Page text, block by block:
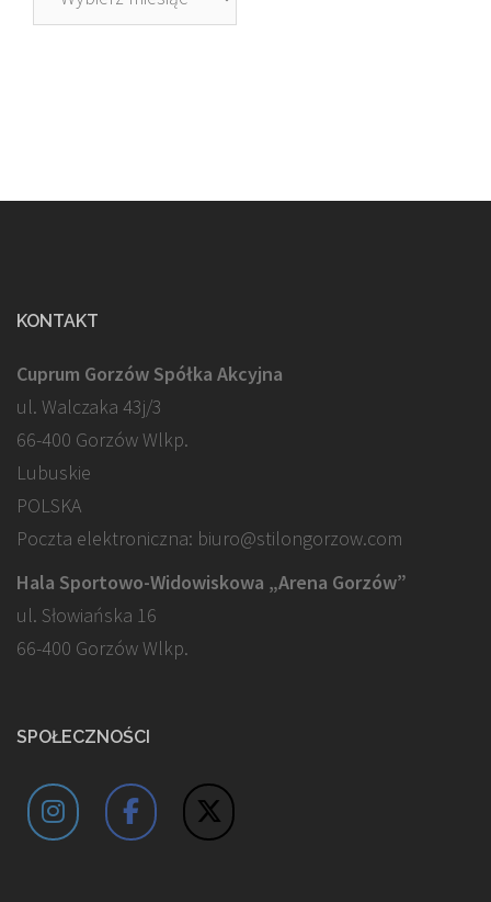
KONTAKT
Cuprum Gorzów Spółka Akcyjna
ul. Walczaka 43j/3
66-400 Gorzów Wlkp.
Lubuskie
POLSKA
Poczta elektroniczna: biuro@stilongorzow.com
Hala Sportowo-Widowiskowa „Arena Gorzów”
ul. Słowiańska 16
66-400 Gorzów Wlkp.
SPOŁECZNOŚCI